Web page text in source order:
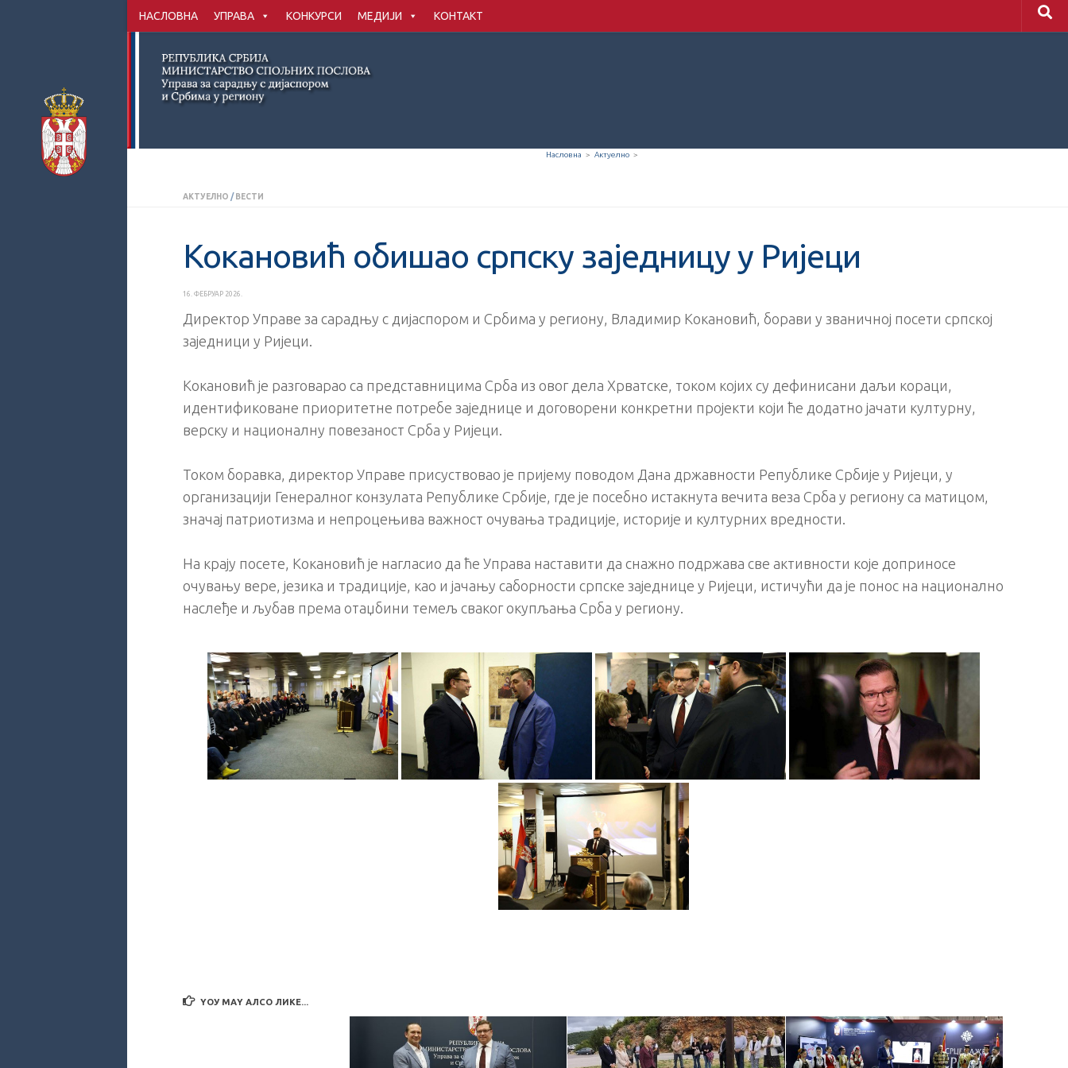
НАСЛОВНА УПРАВА КОНКУРСИ МЕДИЈИ КОНТАКТ
Насловна > Актуелно >
АКТУЕЛНО / ВЕСТИ
Кокановић обишао српску заједницу у Ријеци
16. ФЕБРУАР 2026.
Директор Управе за сарадњу с дијаспором и Србима у региону, Владимир Кокановић, борави у званичној посети српској
заједници у Ријеци.
Кокановић је разговарао са представницима Срба из овог дела Хрватске, током којих су дефинисани даљи кораци,
идентификоване приоритетне потребе заједнице и договорени конкретни пројекти који ће додатно јачати културну,
верску и националну повезаност Срба у Ријеци.
Током боравка, директор Управе присуствовао је пријему поводом Дана државности Републике Србије у Ријеци, у
организацији Генералног конзулата Републике Србије, где је посебно истакнута вечита веза Срба у региону са матицом,
значај патриотизма и непроцењива важност очувања традиције, историје и културних вредности.
На крају посете, Кокановић је нагласио да ће Управа наставити да снажно подржава све активности које доприносе
очувању вере, језика и традиције, као и јачању саборности српске заједнице у Ријеци, истичући да је понос на национално
наслеђе и љубав према отаџбини темељ сваког окупљања Срба у региону.
YОУ МАY АЛСО ЛИКЕ...